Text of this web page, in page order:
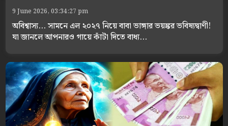
9 June 2026, 03:34:27 pm
অবিশ্বাস্য... সামনে এল ২০২৭ নিয়ে বাবা ভাঙ্গার ভয়ঙ্কর ভবিষ্যদ্বাণী!
যা জানলে আপনারও গায়ে কাঁটা দিতে বাধ্য...